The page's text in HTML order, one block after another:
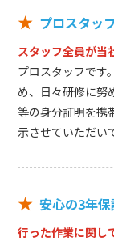
★ プロスタッフ
スタッフ全員が当
プロスタッフです
め、日々研修に努
等の身分証明を携
示させていただい
★ 安心の3年保
行った作業に関し